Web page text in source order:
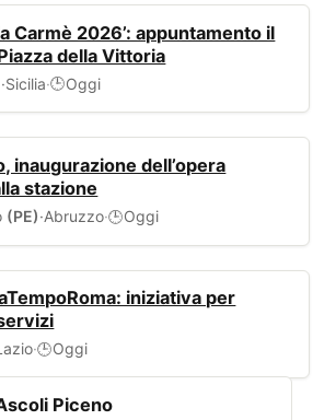
Carmè 2026’: appuntamento il
della Vittoria
·Sicilia·🕒Oggi
inaugurazione dell’opera
stazione
(PE)·Abruzzo·🕒Oggi
iniziativa per
·🕒Oggi
Piceno